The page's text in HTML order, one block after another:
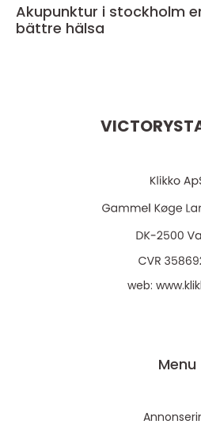
Akupunktur i stockholm en naturlig väg till
bättre hälsa
web:
Menu